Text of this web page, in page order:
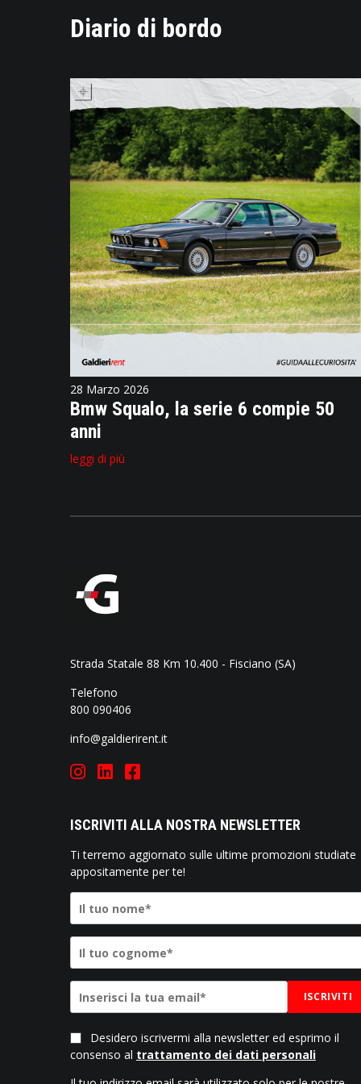
Diario di bordo
28 Marzo 2026
Bmw Squalo, la serie 6 compie 50
anni
leggi di più
Strada Statale 88 Km 10.400 - Fisciano (SA)
Telefono
800 090406
info@galdierirent.it
ISCRIVITI ALLA NOSTRA NEWSLETTER
Ti terremo aggiornato sulle ultime promozioni studiate
appositamente per te!
ISCRIVITI
Desidero iscrivermi alla newsletter ed esprimo il
consenso al trattamento dei dati personali